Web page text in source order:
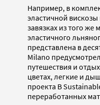
Например, в
эластичной
завязках из того же
эластичного
представлена в
Milano
путешествия и
цветах, легкие и
проекта B
переработанных